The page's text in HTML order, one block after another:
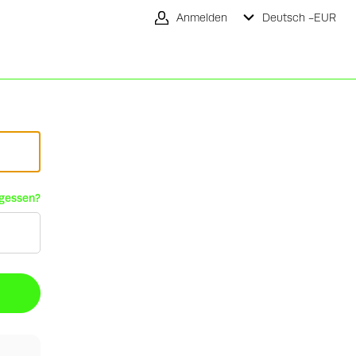
Anmelden Deutsch -EUR